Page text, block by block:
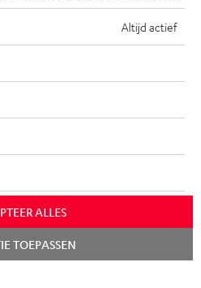
De op de foto's afgebeelde
Eventuele
bij de prijs inbegrepen.
Act hier de overeenkomst herroepen
Altijd actief
ALLES
TOEPASSEN